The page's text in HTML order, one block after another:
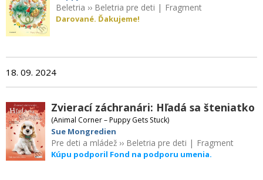
Beletria ›› Beletria pre deti | Fragment
Darované. Ďakujeme!
18. 09. 2024
Zvierací záchranári: Hľadá sa šteniatko
(Animal Corner – Puppy Gets Stuck)
Sue Mongredien
Pre deti a mládež ›› Beletria pre deti | Fragment
Kúpu podporil Fond na podporu umenia.